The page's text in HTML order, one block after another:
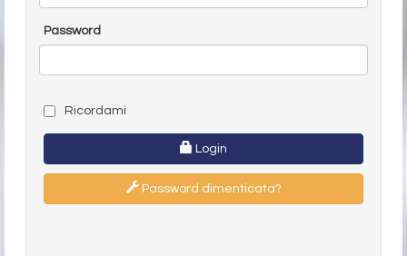
Password
Ricordami
Login
Password dimenticata?